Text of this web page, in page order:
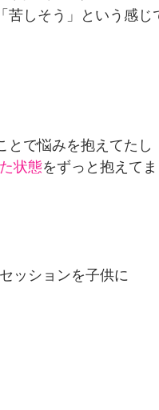
苦しそう」という感じ
とで悩みを抱えてたし
状態をずっと抱えて
ッションを子供に